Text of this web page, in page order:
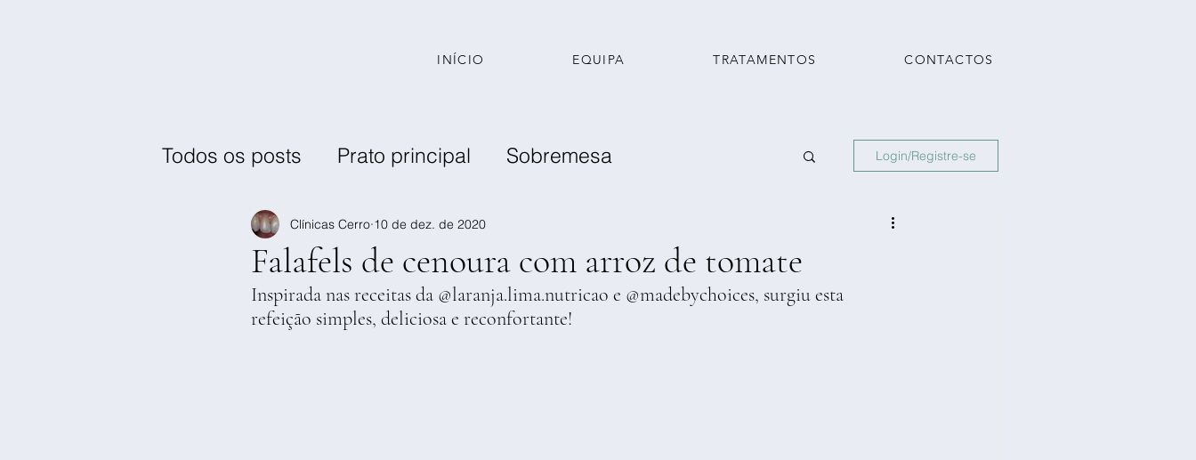
INÍCIO EQUIPA TRATAMENTOS CONTACTOS
Todos os posts Prato principal Sobremesa
Pequeno-almoço / Lanche
Login/Registre-se
Falafels de cenoura com arroz de tomate
Clínicas Cerro 10 de dez. de 2020
Inspirada nas receitas da @laranja.lima.nutricao e @madebychoices, surgiu esta
refeição simples, deliciosa e reconfortante!